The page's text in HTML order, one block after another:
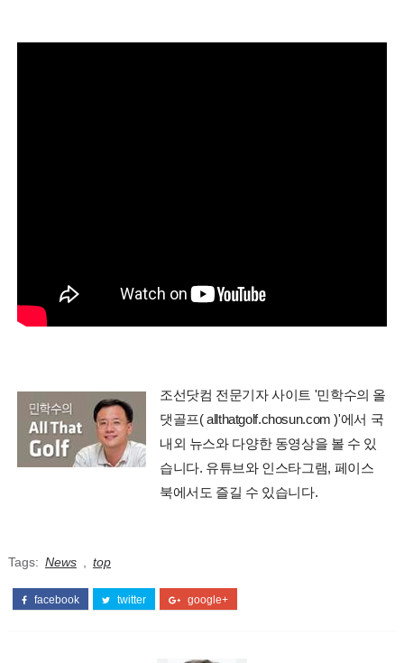
조선닷컴 전문기자 사이트 '민학수의 올
댓골프( allthatgolf.chosun.com )'에서 국
내외 뉴스와 다양한 동영상을 볼 수 있
습니다. 유튜브와 인스타그램, 페이스
북에서도 즐길 수 있습니다.
Tags: News top
facebook twitter google+